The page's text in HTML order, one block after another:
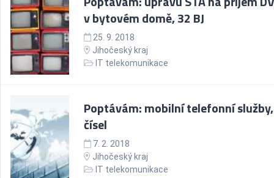
v bytovém domě, 32 BJ
25. 9. 2018
Jihočeský kraj
IT telekomunikace
Poptávám: mobilní telefonní
čísel
7. 2. 2018
Jihočeský kraj
IT telekomunikace